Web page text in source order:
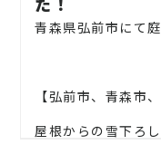
木、高木、植栽の
松、スギ、クスノ
青森県弘前市にて
【弘前市、青森市
屋根からの雪下ろ